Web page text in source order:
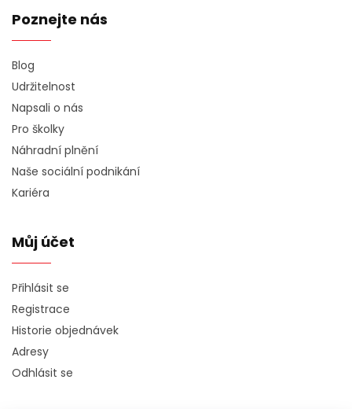
Poznejte nás
Blog
Udržitelnost
Napsali o nás
Pro školky
Náhradní plnění
Naše sociální podnikání
Kariéra
Můj účet
Přihlásit se
Registrace
Historie objednávek
Adresy
Odhlásit se